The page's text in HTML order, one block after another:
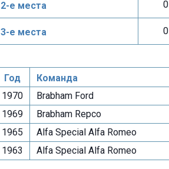
2-е места 0
3-е места 0
Год Команда
1970
Brabham Ford
1969
Brabham Repco
1965
Alfa Special Alfa Romeo
1963
Alfa Special Alfa Romeo